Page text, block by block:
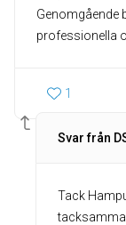
Genomgående
professionella
1
Svar från
Tack